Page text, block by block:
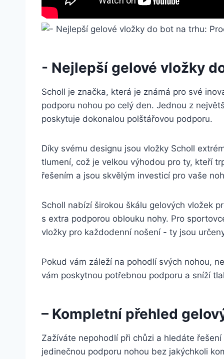
-⁢ Nejlepší ‌gelové vložky
Scholl⁤ je značka, která je známá pro své
podporu nohou po ‌celý den. Jednou z
poskytuje dokonalou polštářovou podporu.
Díky svému designu jsou vložky Scholl
⁤tlumení, což je velkou výhodou pro ty, kteří
řešením a ‌jsou skvělým investicí pro vaše
Scholl nabízí ⁢širokou škálu gelových ⁤vložek
s ⁣extra podporou oblouku ‌nohy. ‌Pro
vložky pro každodenní⁣ nošení ⁣- ‌ty jsou
Pokud vám záleží⁤ na pohodlí ⁢svých nohou,
vám poskytnou potřebnou podporu a ‍sníží
– Kompletní přehled
Zažíváte nepohodlí při chůzi a hledáte
jedinečnou podporu nohou bez jakýchkoli